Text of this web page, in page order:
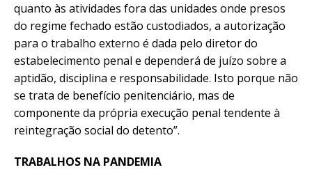
quanto às atividades fora das unidades onde presos
do regime fechado estão custodiados, a autorização
para o trabalho externo é dada pelo diretor do
estabelecimento penal e dependerá de juízo sobre a
aptidão, disciplina e responsabilidade. Isto porque não
se trata de benefício penitenciário, mas de
componente da própria execução penal tendente à
reintegração social do detento”.
TRABALHOS NA PANDEMIA